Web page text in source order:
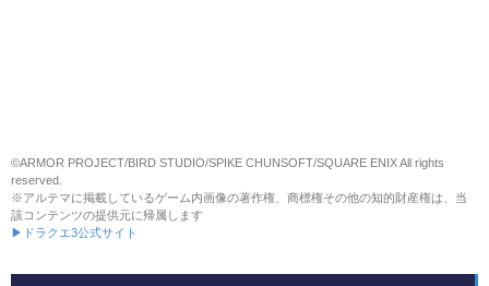
©ARMOR PROJECT/BIRD STUDIO/SPIKE CHUNSOFT/SQUARE ENIX All rights
reserved.
※アルテマに掲載しているゲーム内画像の著作権、商標権その他の知的財産権は、当
該コンテンツの提供元に帰属します
▶ドラクエ3公式サイト